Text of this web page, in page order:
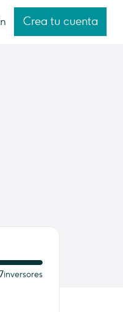
Crea tu cuenta
inversores